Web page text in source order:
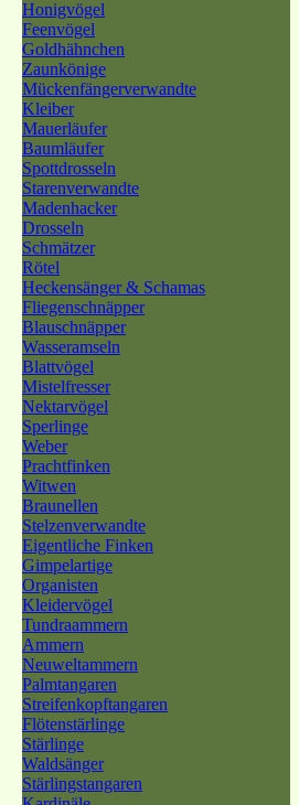
Honigvögel
Feenvögel
Goldhähnchen
Zaunkönige
Mückenfängerverwandte
Kleiber
Mauerläufer
Baumläufer
Spottdrosseln
Starenverwandte
Madenhacker
Drosseln
Schmätzer
Rötel
Heckensänger & Schamas
Fliegenschnäpper
Blauschnäpper
Wasseramseln
Blattvögel
Mistelfresser
Nektarvögel
Sperlinge
Weber
Prachtfinken
Witwen
Braunellen
Stelzenverwandte
Eigentliche Finken
Gimpelartige
Organisten
Kleidervögel
Tundraammern
Ammern
Neuweltammern
Palmtangaren
Streifenkopftangaren
Flötenstärlinge
Stärlinge
Waldsänger
Stärlingstangaren